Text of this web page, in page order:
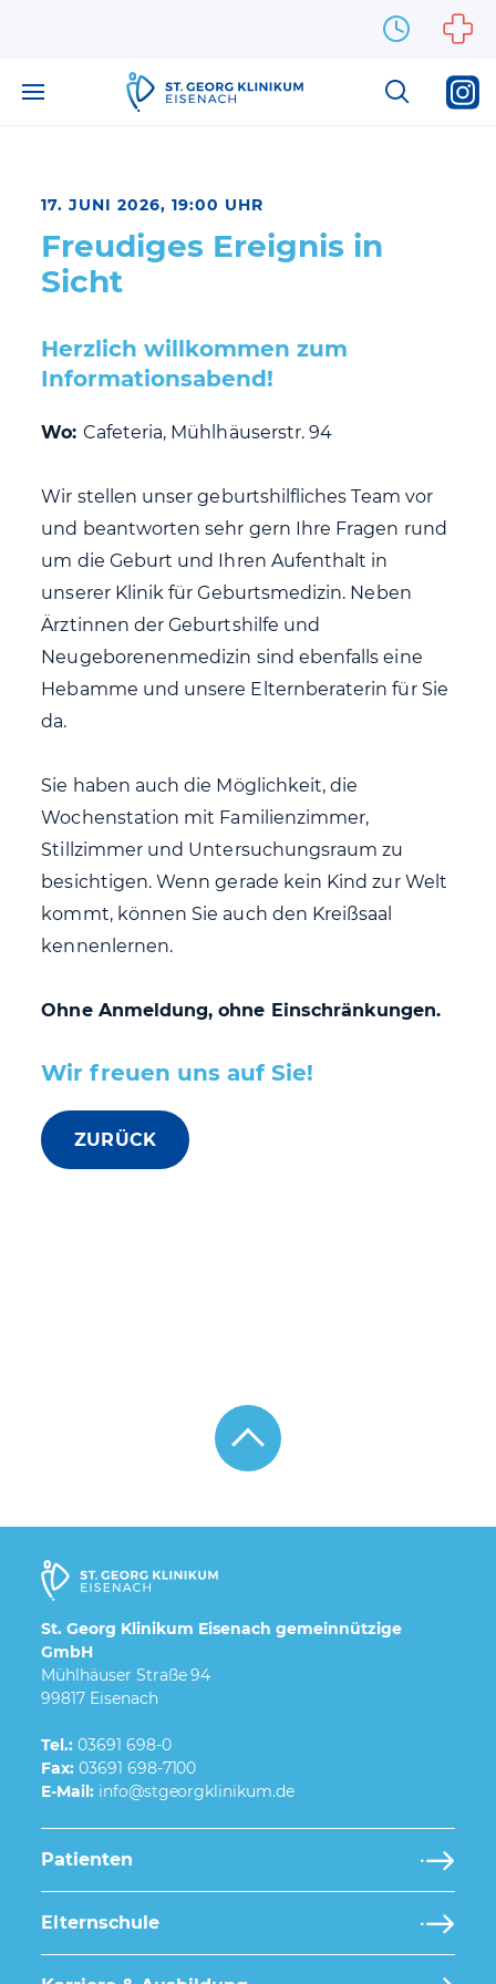
17. JUNI 2026, 19:00 UHR
Freudiges Ereignis in
Sicht
Herzlich willkommen zum
Informationsabend!
Wo: Cafeteria, Mühlhäuserstr. 94
Wir stellen unser geburtshilfliches Team vor
und beantworten sehr gern Ihre Fragen rund
um die Geburt und Ihren Aufenthalt in
unserer Klinik für Geburtsmedizin. Neben
Ärztinnen der Geburtshilfe und
Neugeborenenmedizin sind ebenfalls eine
Hebamme und unsere Elternberaterin für Sie
da.
Sie haben auch die Möglichkeit, die
Wochenstation mit Familienzimmer,
Stillzimmer und Untersuchungsraum zu
besichtigen. Wenn gerade kein Kind zur Welt
kommt, können Sie auch den Kreißsaal
kennenlernen.
Ohne Anmeldung, ohne Einschränkungen.
Wir freuen uns auf Sie!
ZURÜCK
St. Georg Klinikum Eisenach gemeinnützige
GmbH
Mühlhäuser Straße 94
99817 Eisenach
Tel.: 03691 698-0
Fax: 03691 698-7100
E-Mail:
Patienten
Elternschule